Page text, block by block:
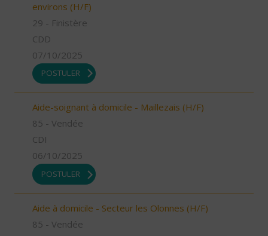
environs (H/F)
29 - Finistère
CDD
07/10/2025
POSTULER
Aide-soignant à domicile - Maillezais (H/F)
85 - Vendée
CDI
06/10/2025
POSTULER
Aide à domicile - Secteur les Olonnes (H/F)
85 - Vendée